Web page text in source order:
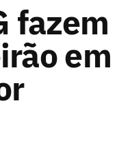
fazem
em